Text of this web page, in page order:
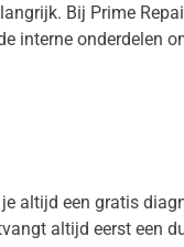
Bij Prime
onderdelen
altijd een gratis
altijd eerst een